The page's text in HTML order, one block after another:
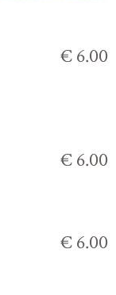
€ 6.00
€ 6.00
€ 6.00